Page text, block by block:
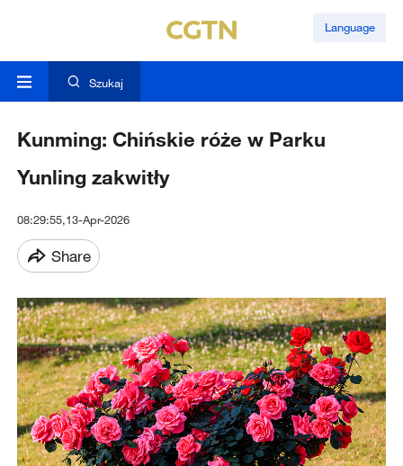
Language
Szukaj
Kunming: Chińskie róże w Parku
Yunling zakwitły
08:29:55,13-Apr-2026
Share